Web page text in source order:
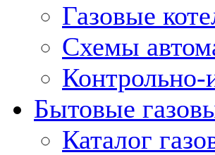
Газовые
Схемы
Бытовые
Каталог